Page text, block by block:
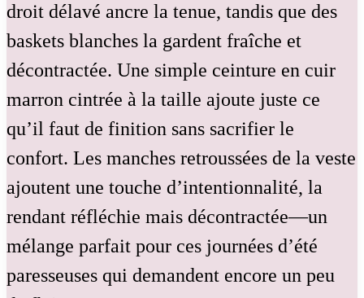
droit délavé ancre la tenue, tandis que des
baskets blanches la gardent fraîche et
décontractée. Une simple ceinture en cuir
marron cintrée à la taille ajoute juste ce
qu’il faut de finition sans sacrifier le
confort. Les manches retroussées de la veste
ajoutent une touche d’intentionnalité, la
rendant réfléchie mais décontractée—un
mélange parfait pour ces journées d’été
paresseuses qui demandent encore un peu